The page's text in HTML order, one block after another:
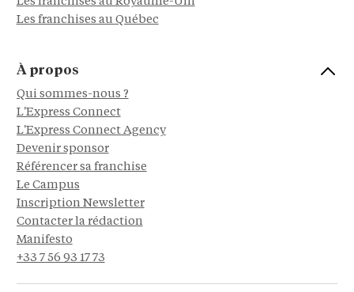
Les franchises au Québec
À propos
Qui sommes-nous ?
L'Express Connect
L'Express Connect Agency
Devenir sponsor
Référencer sa franchise
Le Campus
Inscription Newsletter
Contacter la rédaction
Manifesto
+33 7 56 93 17 73